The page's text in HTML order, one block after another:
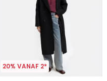
20% VANAF 2*